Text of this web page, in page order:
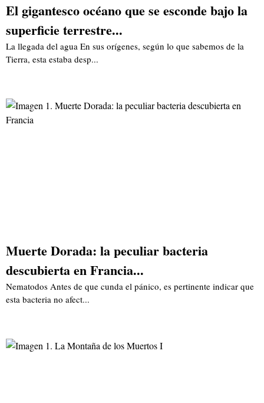
El gigantesco océano que se esconde bajo la
superficie terrestre...
La llegada del agua En sus orígenes, según lo que sabemos de la
Tierra, esta estaba desp...
Muerte Dorada: la peculiar bacteria
descubierta en Francia...
Nematodos Antes de que cunda el pánico, es pertinente indicar que
esta bacteria no afect...